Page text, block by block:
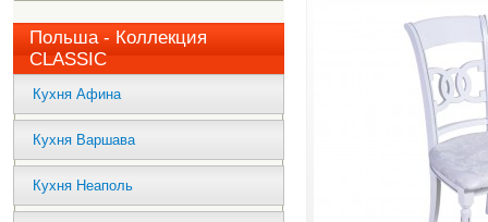
Польша - Коллекция
CLASSIC
Кухня Афина
Кухня Варшава
Кухня Неаполь